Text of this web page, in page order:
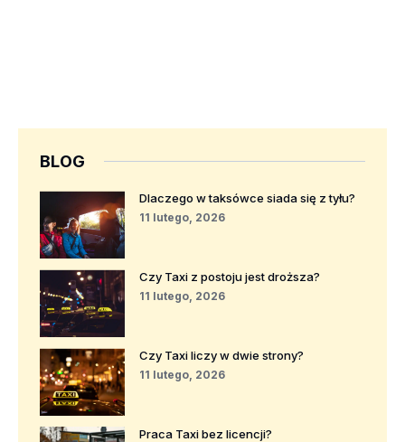
BLOG
Dlaczego w taksówce siada się z tyłu?
11 lutego, 2026
Czy Taxi z postoju jest droższa?
11 lutego, 2026
Czy Taxi liczy w dwie strony?
11 lutego, 2026
Praca Taxi bez licencji?